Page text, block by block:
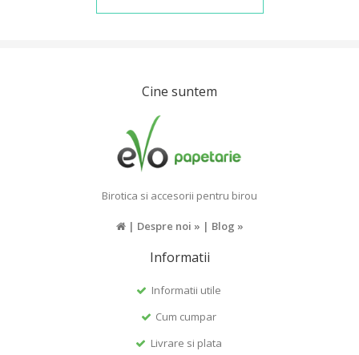
Cine suntem
Birotica si accesorii pentru birou
| Despre noi » | Blog »
Informatii
Informatii utile
Cum cumpar
Livrare si plata